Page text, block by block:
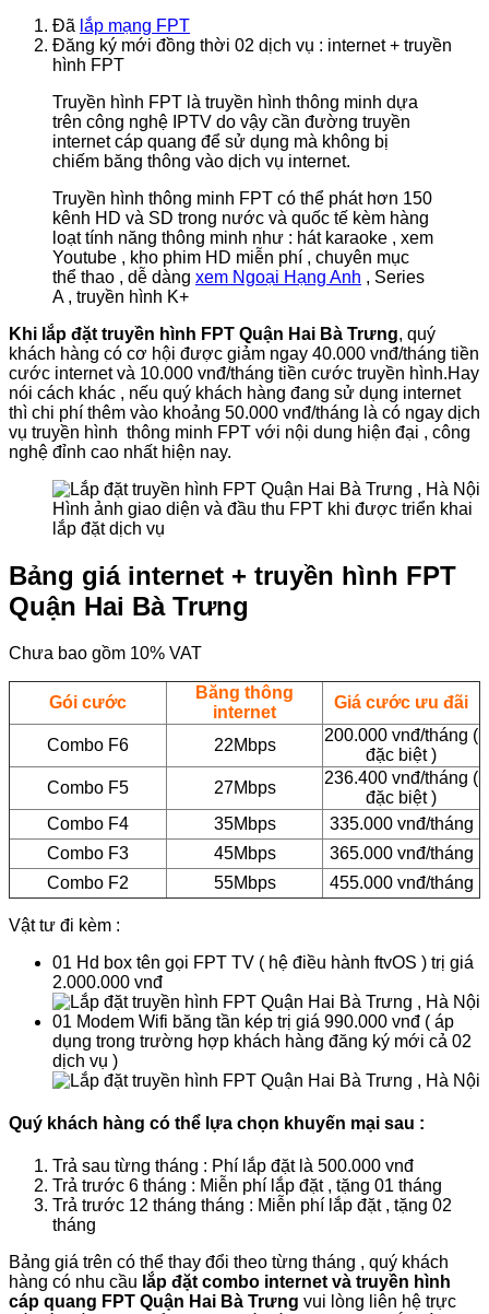
Đã lắp mạng FPT
Đăng ký mới đồng thời 02 dịch vụ : internet + truyền
hình FPT
Truyền hình FPT là truyền hình thông minh dựa
trên công nghệ IPTV do vậy cần đường truyền
internet cáp quang để sử dụng mà không bị
chiếm băng thông vào dịch vụ internet.
Truyền hình thông minh FPT có thể phát hơn 150
kênh HD và SD trong nước và quốc tế kèm hàng
loạt tính năng thông minh như : hát karaoke , xem
Youtube , kho phim HD miễn phí , chuyên mục
thể thao , dễ dàng xem Ngoại Hạng Anh , Series
A , truyền hình K+
Khi lắp đặt truyền hình FPT Quận Hai Bà Trưng, quý
khách hàng có cơ hội được giảm ngay 40.000 vnđ/tháng tiền
cước internet và 10.000 vnđ/tháng tiền cước truyền hình.Hay
nói cách khác , nếu quý khách hàng đang sử dụng internet
thì chi phí thêm vào khoảng 50.000 vnđ/tháng là có ngay dịch
vụ truyền hình thông minh FPT với nội dung hiện đại , công
nghệ đỉnh cao nhất hiện nay.
Hình ảnh giao diện và đầu thu FPT khi được triển khai
lắp đặt dịch vụ
Bảng giá internet + truyền hình FPT
Quận Hai Bà Trưng
Chưa bao gồm 10% VAT
Gói cước
Băng thông
internet
Giá cước ưu đãi
Combo F6 22Mbps
200.000 vnđ/tháng (
đặc biệt )
Combo F5
27Mbps
236.400 vnđ/tháng (
đặc biệt )
Combo F4
35Mbps
335.000 vnđ/tháng
Combo F3
45Mbps
365.000 vnđ/tháng
Combo F2
55Mbps 455.000 vnđ/tháng
Vật tư đi kèm :
01 Hd box tên gọi FPT TV ( hệ điều hành ftvOS ) trị giá
2.000.000 vnđ
01 Modem Wifi băng tần kép trị giá 990.000 vnđ ( áp
dụng trong trường hợp khách hàng đăng ký mới cả 02
dịch vụ )
Quý khách hàng có thể lựa chọn khuyến mại sau :
Trả sau từng tháng : Phí lắp đặt là 500.000 vnđ
Trả trước 6 tháng : Miễn phí lắp đặt , tặng 01 tháng
Trả trước 12 tháng tháng : Miễn phí lắp đặt , tặng 02
tháng
Bảng giá trên có thể thay đổi theo từng tháng , quý khách
hàng có nhu cầu lắp đặt combo internet và truyền hình
cáp quang FPT Quận Hai Bà Trưng vui lòng liên hệ trực